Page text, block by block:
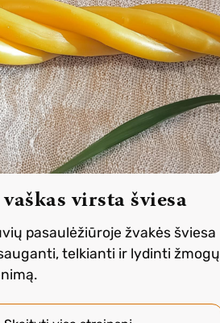
virsta šviesa
pasaulėžiūroje žvakės šviesa
telkianti ir lydinti žmogų